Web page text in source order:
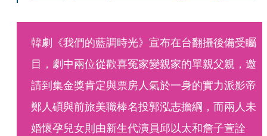
韓劇《我們的藍調時光》宣布在台翻攝後備受矚
目，劇中兩位從歡喜冤家變親家的單親父親，邀
請到集金獎肯定與票房人氣於一身的實力派影帝
鄭人碩與前旅美職棒名投郭泓志擔綱，而兩人未
婚懷孕兒女則由新生代演員邱以太和詹子萱詮